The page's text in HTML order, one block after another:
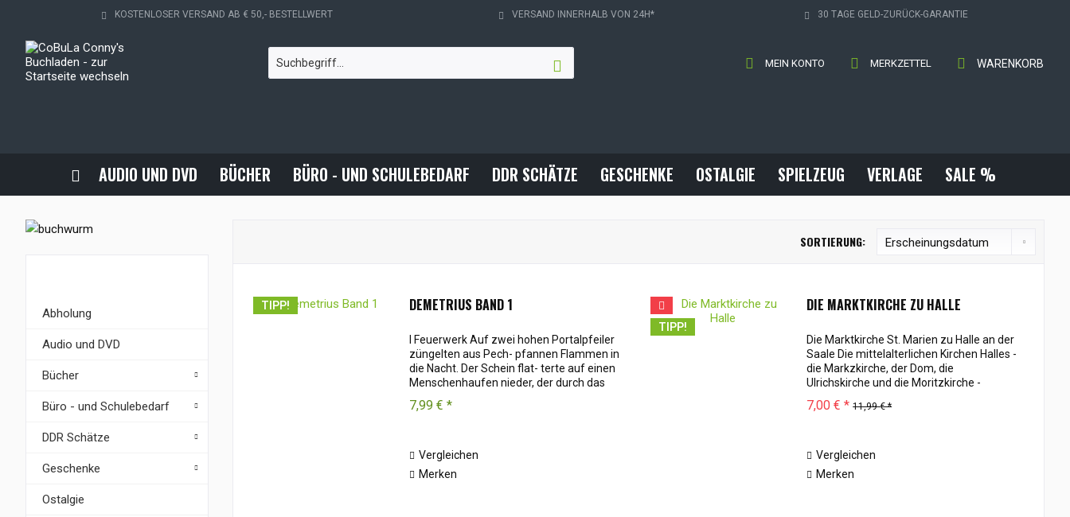
KOSTENLOSER VERSAND AB € 50,- BESTELLWERT VERSAND INNERHALB VON 24H* 30 TAGE GELD-ZURÜCK-GARANTIE
WARENKORB
MERKZETTEL
MEIN KONTO
AUDIO UND DVD BÜCHER BÜRO - UND SCHULEBEDARF DDR SCHÄTZE GESCHENKE OSTALGIE SPIELZEUG VERLAGE SALE %
Abholung
Audio und DVD
Bücher
Büro - und Schulebedarf
DDR Schätze
Geschenke
Ostalgie
SORTIERUNG:
TIPP! DEMETRIUS BAND 1
I Feuerwerk Auf zwei hohen Portalpfeiler
züngelten aus Pech- pfannen Flammen in
die Nacht. Der Schein flat- terte auf einen
Menschenhaufen nieder, der durch das
schmiedeiserne Portalgitter in die lange
Auf- fahrt eines winterlich kahlen...
7,99 € *
Vergleichen
Merken
TIPP!
DIE MARKTKIRCHE ZU HALLE
Die Marktkirche St. Marien zu Halle an der
Saale Die mittelalterlichen Kirchen Halles -
die Markzkirche, der Dom, die
Ulrichskirche und die Moritzkirche -
gehören zu den schönsten
Baudenkmälern der Stadt. Mit den
7,00 € * 11,99 € *
Vergleichen
Merken